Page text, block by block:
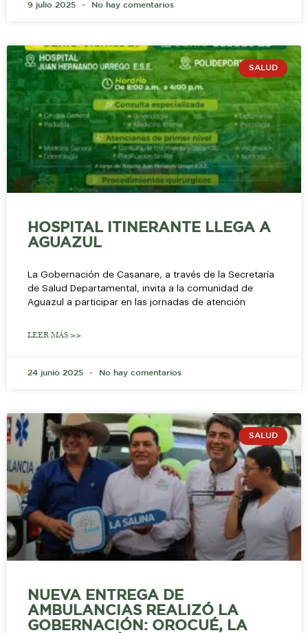
9 julio 2025 No hay comentarios
SALUD
HOSPITAL ITINERANTE LLEGA A
AGUAZUL
La Gobernación de Casanare, a través de la Secretaría
de Salud Departamental, invita a la comunidad de
Aguazul a participar en las jornadas de atención
LEER MÁS >>
24 junio 2025 No hay comentarios
SALUD
NUEVA ENTREGA DE
AMBULANCIAS REALIZÓ LA
GOBERNACIÓN: OROCUÉ, LA